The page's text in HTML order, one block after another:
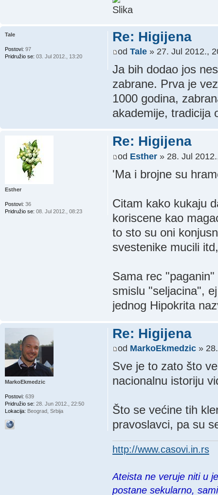
Re: Higijena
od Tale» 27. Jul 2012.,
Ja bih dodao jos
zabrane. Prva je
1000 godina,
akademije, tradicija
Tale
Postovi: 97
Pridružio se: 03. Jul 2012., 13:20
Re: Higijena
od Esther» 28. Jul
'Ma i brojne su
Citam kako kukaju
koriscene kao
to sto su oni
svestenike mucili
Sama rec
smislu "seljacina",
jednog Hipokrita
Esther
Postovi: 36
Pridružio se: 08. Jul 2012., 08:23
Re: Higijena
od MarkoEkmedzic»
Sve je to zato što
nacionalnu istoriju
Što se većine tih
pravoslavci, pa su
http://www.casovi.in.rs
Ateista ne veruje niti u
postane sekularno,
MarkoEkmedzic
Postovi: 639
Pridružio se: 28. Jun 2012., 22:50
Lokacija: Beograd, Srbija